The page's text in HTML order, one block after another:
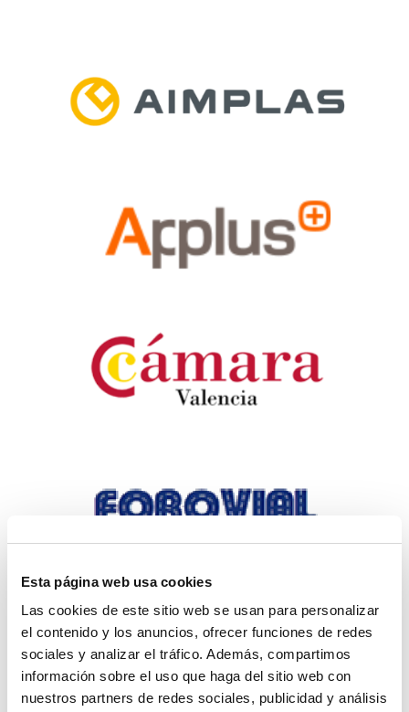
Esta página web usa cookies
Las cookies de este sitio web se usan para personalizar
el contenido y los anuncios, ofrecer funciones de redes
sociales y analizar el tráfico. Además, compartimos
información sobre el uso que haga del sitio web con
nuestros partners de redes sociales, publicidad y análisis